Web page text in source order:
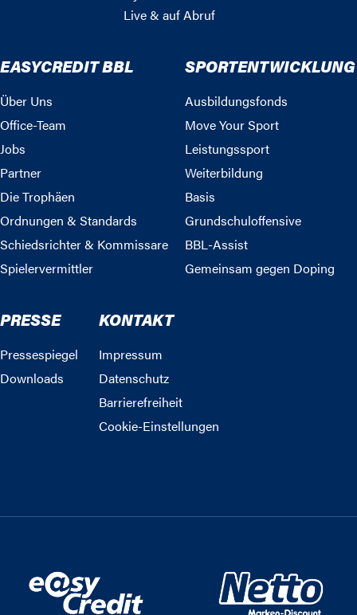
Live & auf Abruf
EASYCREDIT BBL
Über Uns
Office-Team
Jobs
Partner
Die Trophäen
Ordnungen & Standards
Schiedsrichter & Kommissare
Spielervermittler
SPORTENTWICKLUNG
Ausbildungsfonds
Move Your Sport
Leistungssport
Weiterbildung
Basis
Grundschuloffensive
BBL-Assist
Gemeinsam gegen Doping
PRESSE
Pressespiegel
Downloads
KONTAKT
Impressum
Datenschutz
Barrierefreiheit
Cookie-Einstellungen